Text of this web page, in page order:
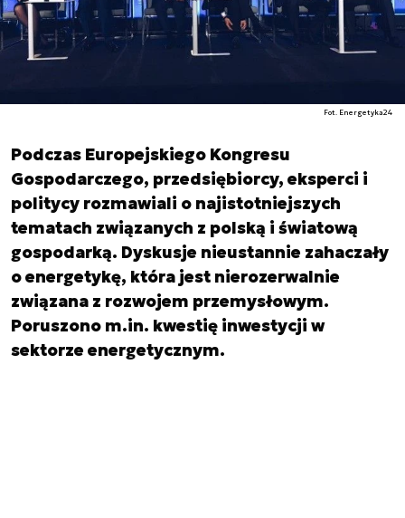
Fot. Energetyka24
Podczas Europejskiego Kongresu
Gospodarczego, przedsiębiorcy, eksperci i
politycy rozmawiali o najistotniejszych
tematach związanych z polską i światową
gospodarką. Dyskusje nieustannie zahaczały
o energetykę, która jest nierozerwalnie
związana z rozwojem przemysłowym.
Poruszono m.in. kwestię inwestycji w
sektorze energetycznym.